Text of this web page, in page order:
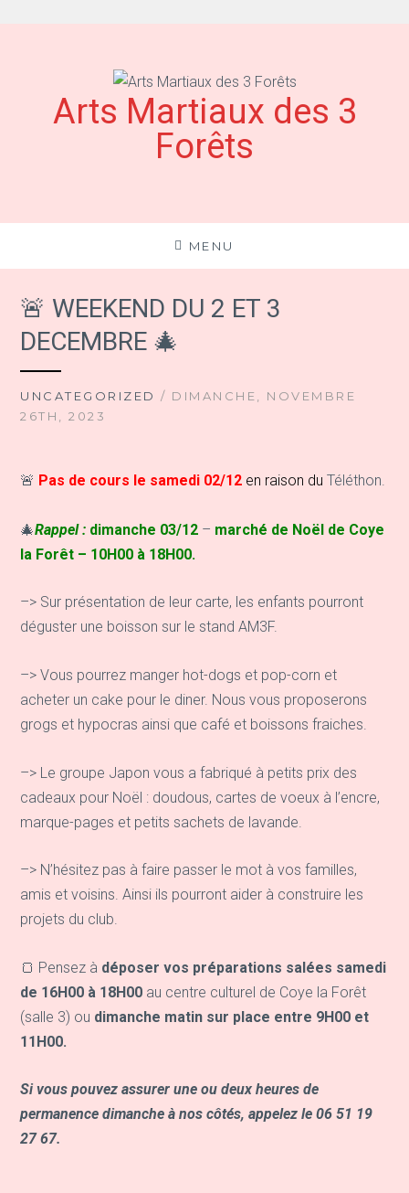
Arts Martiaux des 3
Forêts
MENU
🚨 WEEKEND DU 2 ET 3
DECEMBRE 🎄
UNCATEGORIZED / DIMANCHE, NOVEMBRE
26TH, 2023
🚨 Pas de cours le samedi 02/12 en raison du Téléthon.
🎄Rappel : dimanche 03/12 – marché de Noël de Coye
la Forêt – 10H00 à 18H00.
–> Sur présentation de leur carte, les enfants pourront
déguster une boisson sur le stand AM3F.
–> Vous pourrez manger hot-dogs et pop-corn et
acheter un cake pour le diner. Nous vous proposerons
grogs et hypocras ainsi que café et boissons fraiches.
–> Le groupe Japon vous a fabriqué à petits prix des
cadeaux pour Noël : doudous, cartes de voeux à l’encre,
marque-pages et petits sachets de lavande.
–> N’hésitez pas à faire passer le mot à vos familles,
amis et voisins. Ainsi ils pourront aider à construire les
projets du club.
🍞 Pensez à déposer vos préparations salées samedi
de 16H00 à 18H00 au centre culturel de Coye la Forêt
(salle 3) ou dimanche matin sur place entre 9H00 et
11H00.
Si vous pouvez assurer une ou deux heures de
permanence dimanche à nos côtés, appelez le 06 51 19
27 67.